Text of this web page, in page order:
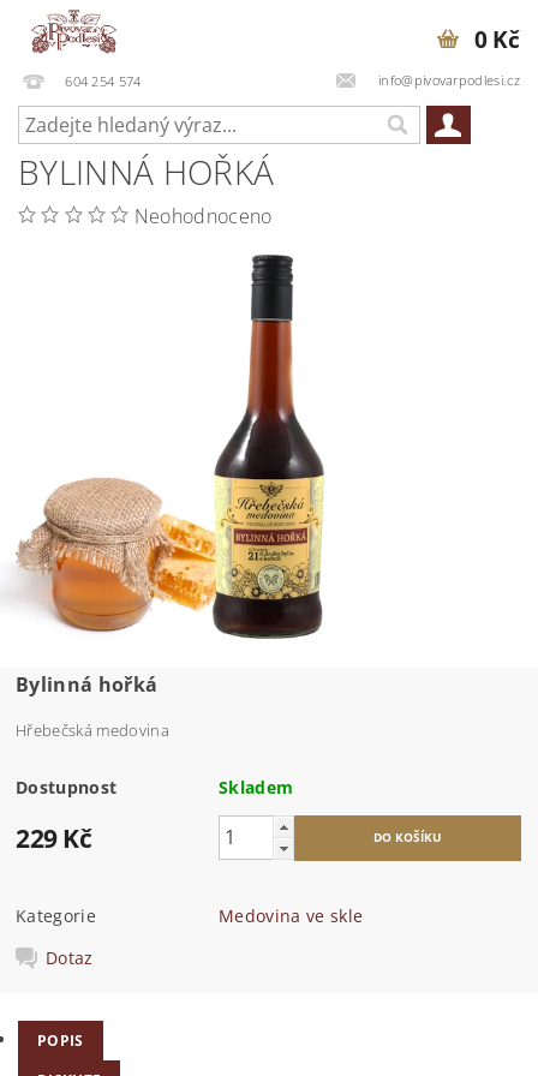
604 254 574 info@pivovarpodlesi.cz
0 Kč
BYLINNÁ HOŘKÁ
Neohodnoceno
Bylinná hořká
Hřebečská medovina
Dostupnost Skladem
229 Kč
Kategorie
Medovina ve skle
Dotaz
POPIS